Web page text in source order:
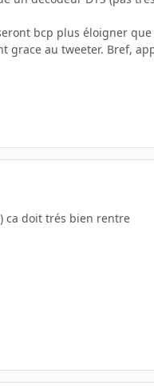
bcp plus éloigner que
grace au tweeter. Bref,
ca doit trés bien rentre